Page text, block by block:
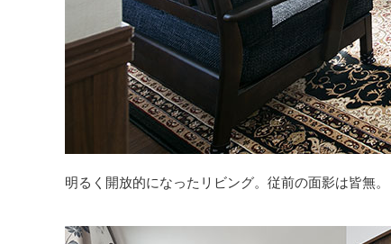
明るく開放的になったリビング。従前の面影は皆無。